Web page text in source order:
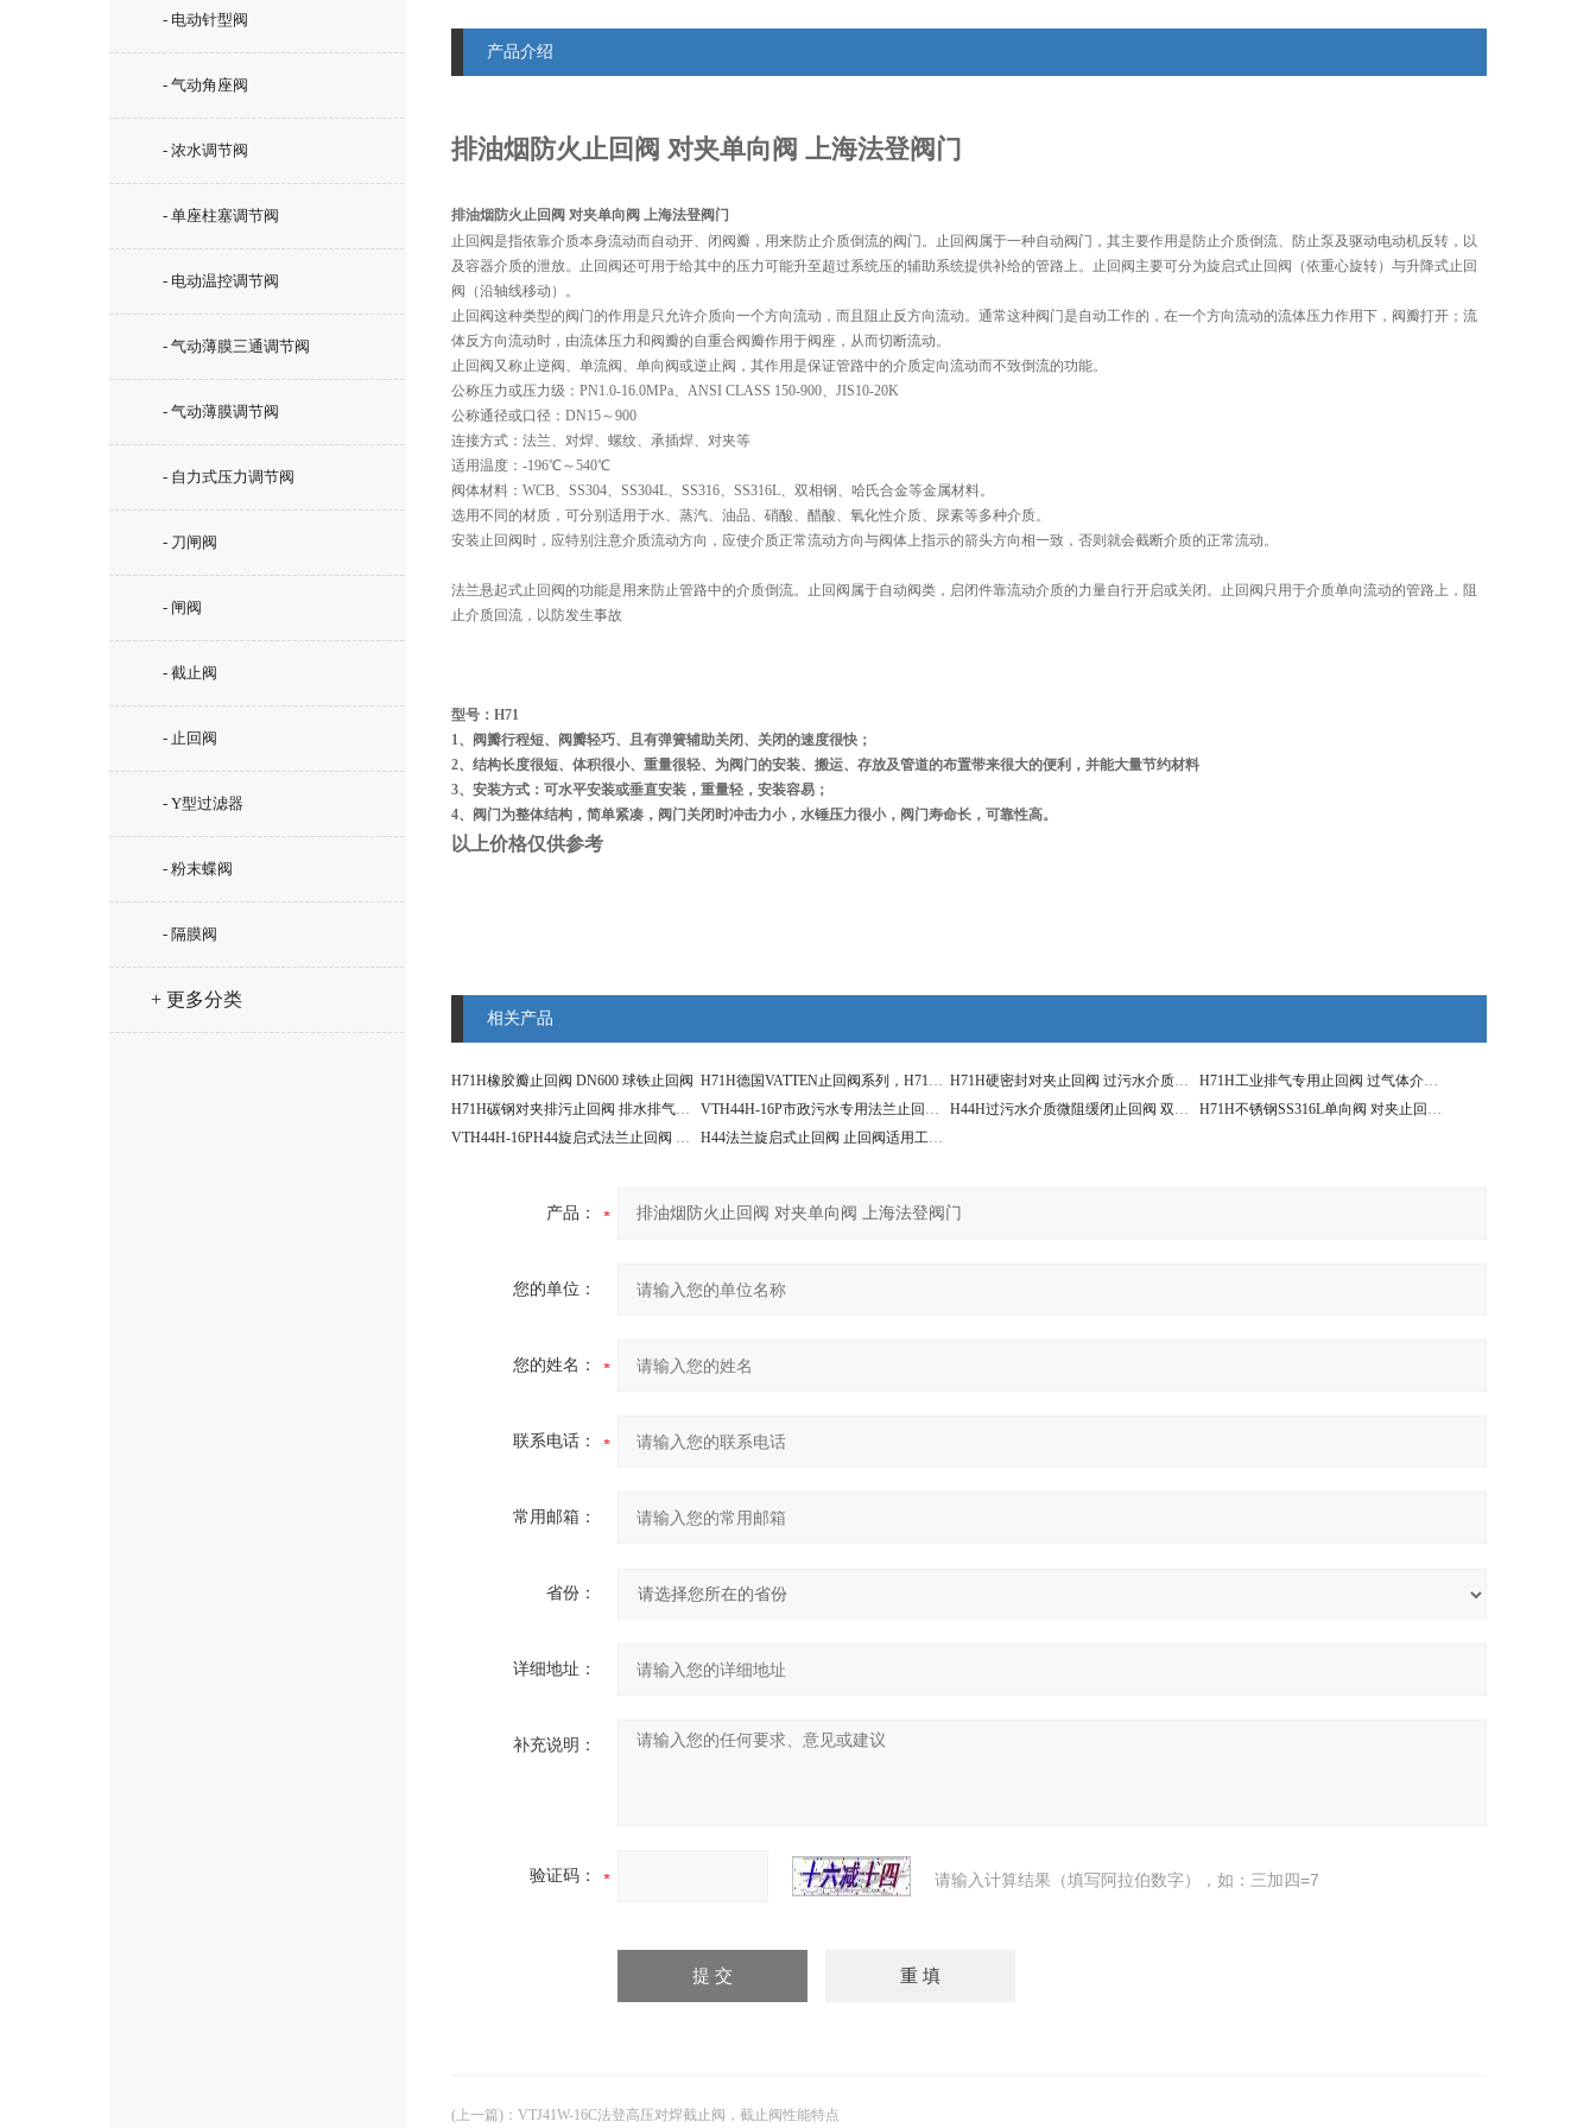
- 电动针型阀
- 气动角座阀
- 浓水调节阀
- 单座柱塞调节阀
- 电动温控调节阀
- 气动薄膜三通调节阀
- 气动薄膜调节阀
- 自力式压力调节阀
- 刀闸阀
- 闸阀
- 截止阀
- 止回阀
- Y型过滤器
- 粉末蝶阀
- 隔膜阀
+ 更多分类
产品介绍
排油烟防火止回阀 对夹单向阀 上海法登阀门
排油烟防火止回阀 对夹单向阀 上海法登阀门
止回阀是指依靠介质本身流动而自动开、闭阀瓣，用来防止介质倒流的阀门。止回阀属于一种自动阀门，其主要作用是防止介质倒流、防止泵及驱动电动机反转，以
及容器介质的泄放。止回阀还可用于给其中的压力可能升至超过系统压的辅助系统提供补给的管路上。止回阀主要可分为旋启式止回阀（依重心旋转）与升降式止回
阀（沿轴线移动）。
止回阀这种类型的阀门的作用是只允许介质向一个方向流动，而且阻止反方向流动。通常这种阀门是自动工作的，在一个方向流动的流体压力作用下，阀瓣打开；流
体反方向流动时，由流体压力和阀瓣的自重合阀瓣作用于阀座，从而切断流动。
止回阀又称止逆阀、单流阀、单向阀或逆止阀，其作用是保证管路中的介质定向流动而不致倒流的功能。
公称压力或压力级：PN1.0-16.0MPa、ANSI CLASS 150-900、JIS10-20K
公称通径或口径：DN15～900
连接方式：法兰、对焊、螺纹、承插焊、对夹等
适用温度：-196℃～540℃
阀体材料：WCB、SS304、SS304L、SS316、SS316L、双相钢、哈氏合金等金属材料。
选用不同的材质，可分别适用于水、蒸汽、油品、硝酸、醋酸、氧化性介质、尿素等多种介质。
安装止回阀时，应特别注意介质流动方向，应使介质正常流动方向与阀体上指示的箭头方向相一致，否则就会截断介质的正常流动。
法兰悬起式止回阀的功能是用来防止管路中的介质倒流。止回阀属于自动阀类，启闭件靠流动介质的力量自行开启或关闭。止回阀只用于介质单向流动的管路上，阻
止介质回流，以防发生事故
型号：H71
1、阀瓣行程短、阀瓣轻巧、且有弹簧辅助关闭、关闭的速度很快；
2、结构长度很短、体积很小、重量很轻、为阀门的安装、搬运、存放及管道的布置带来很大的便利，并能大量节约材料
3、安装方式：可水平安装或垂直安装，重量轻，安装容易；
4、阀门为整体结构，简单紧凑，阀门关闭时冲击力小，水锤压力很小，阀门寿命长，可靠性高。
以上价格仅供参考
相关产品
H71H橡胶瓣止回阀 DN600 球铁止回阀 H71H德国VATTEN止回阀系列，H71W对夹单瓣止回阀 H71H硬密封对夹止回阀 过污水介质止回阀
H71H工业排气专用止回阀 过气体介质对夹单向阀
H71H碳钢对夹排污止回阀 排水排气单向阀
VTH44H-16P市政污水专用法兰止回阀 H44H旋启式止回阀 H44H过污水介质微阻缓闭止回阀 双板止回阀
H71H不锈钢SS316L单向阀 对夹止回阀单瓣双瓣
VTH44H-16PH44旋启式法兰止回阀 排水管道逆止阀
H44法兰旋启式止回阀 止回阀适用工况选型
产品：
您的单位：
您的姓名：
联系电话：
常用邮箱：
省份：
详细地址：
补充说明：
验证码： 请输入计算结果（填写阿拉伯数字），如：三加四=7
(上一篇) ： VTJ41W-16C法登高压对焊截止阀，截止阀性能特点